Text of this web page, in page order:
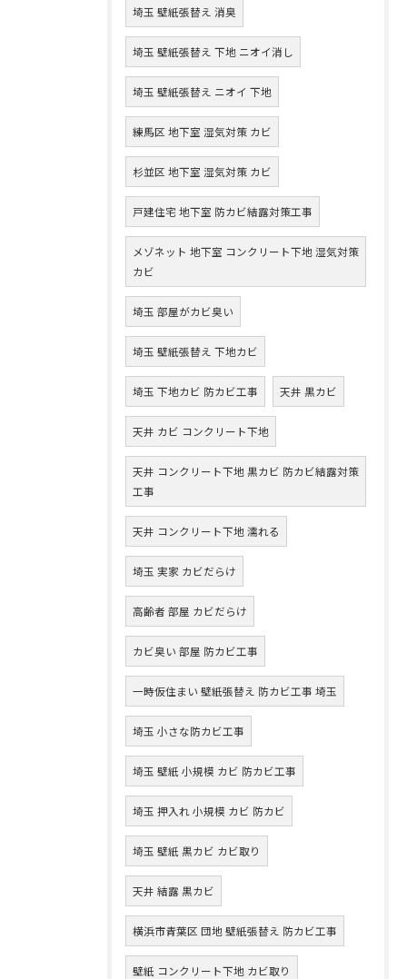
埼玉 壁紙張替え 消臭
埼玉 壁紙張替え 下地 ニオイ消し
埼玉 壁紙張替え ニオイ 下地
練馬区 地下室 湿気対策 カビ
杉並区 地下室 湿気対策 カビ
戸建住宅 地下室 防カビ結露対策工事
メゾネット 地下室 コンクリート下地 湿気対策
カビ
埼玉 部屋がカビ臭い
埼玉 壁紙張替え 下地カビ
埼玉 下地カビ 防カビ工事 天井 黒カビ
天井 カビ コンクリート下地
天井 コンクリート下地 黒カビ 防カビ結露対策
工事
天井 コンクリート下地 濡れる
埼玉 実家 カビだらけ
高齢者 部屋 カビだらけ
カビ臭い 部屋 防カビ工事
一時仮住まい 壁紙張替え 防カビ工事 埼玉
埼玉 小さな防カビ工事
埼玉 壁紙 小規模 カビ 防カビ工事
埼玉 押入れ 小規模 カビ 防カビ
埼玉 壁紙 黒カビ カビ取り
天井 結露 黒カビ
横浜市青葉区 団地 壁紙張替え 防カビ工事
壁紙 コンクリート下地 カビ取り